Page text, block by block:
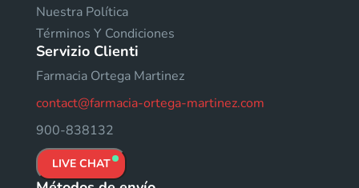
Nuestra Política
Términos Y Condiciones
Servizio Clienti
Farmacia Ortega Martinez
contact@farmacia-ortega-martinez.com
900-838132
LIVE CHAT